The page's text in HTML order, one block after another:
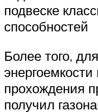
подвеске
способностей
Более того,
энергоемкости
прохождения
получил